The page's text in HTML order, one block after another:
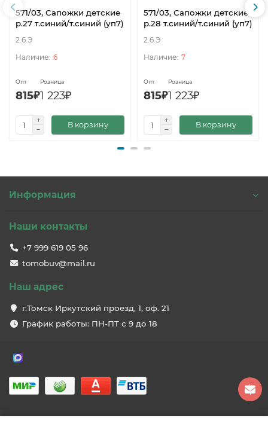
571/03, Сапожки детские
р.27 т.синий/т.синий (уп7)
2.6.Э
6
Опт
815₽
Розница
1 223₽
В корзину
571/03, Сапожки детские
р.28 т.синий/т.синий (уп7)
2.6.Э
7
Опт
815₽
Розница
1 223₽
В корзину
Информация
Наши контакты
+7 999 619 05 96
tomobuv@mail.ru
Наш адрес
г.Томск Иркутский проезд, 1, оф. 21
График работы: ПН-ПТ с 9 до 18